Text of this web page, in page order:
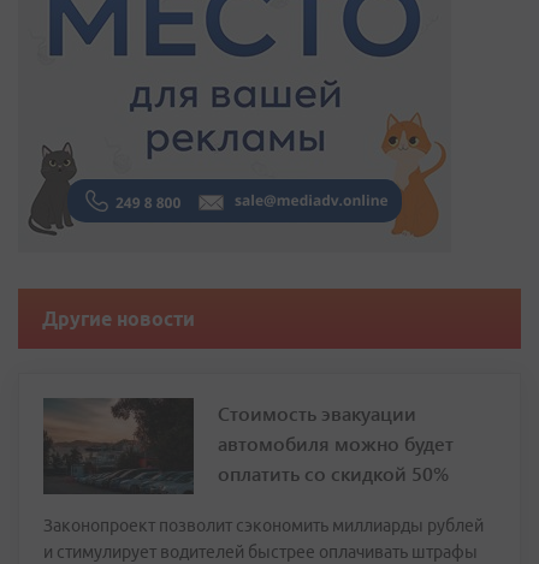
Другие новости
Стоимость эвакуации
автомобиля можно будет
оплатить со скидкой 50%
Законопроект позволит сэкономить миллиарды рублей
и стимулирует водителей быстрее оплачивать штрафы